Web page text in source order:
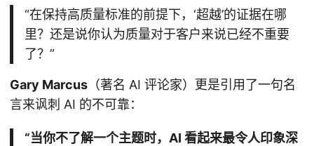
“在保持高质量标准的前提下，‘超越’的证据在哪
里？还是说你认为质量对于客户来说已经不重要
了？”
Gary Marcus （著名 AI 评论家）更是引用了一句名
言来讽刺 AI 的不可靠：
“当你不了解一个主题时，AI 看起来最令人印象深